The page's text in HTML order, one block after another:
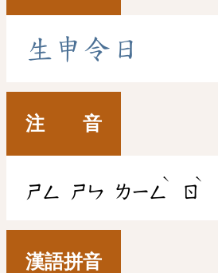
生 申 令 日
注 音
ㄕㄥ ㄕㄣ ㄌㄧㄥ
ˋ
ㄖ
ˋ
漢語拼音